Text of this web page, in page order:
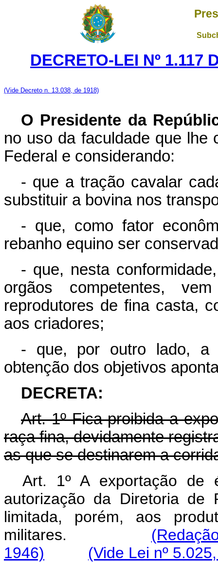
DECRETO-LEI Nº 1.117
(Vide Decreto n. 13.038, de 1918)
O Presidente da
no uso da faculdade que lhe
Federal e considerando:
- que a tração cavalar
substituir a bovina nos
- que, como fator
rebanho equino ser
- que, nesta
orgãos competentes,
reprodutores de fina casta,
aos criadores;
- que, por outro lado, a
obtenção dos objetivos
DECRETA:
Art.1º Fica proibida a
raça fina, devidamente
as que se destinarem a
Art. 1º A exportação de
autorização da Diretoria de
limitada, porém, aos
militares.
1946)
(Vide Lei nº